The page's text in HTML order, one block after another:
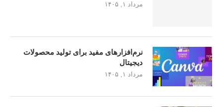
مرداد ۱, ۱۴۰۵
نرم‌افزارهای مفید برای تولید محصولات
دیجیتال
مرداد ۱, ۱۴۰۵